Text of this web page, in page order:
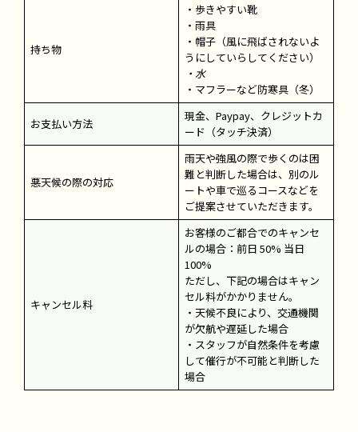
持ち物
・歩きやすい靴
・雨具
・帽子（風に飛ばされないよ
うにしていらしてください）
・水
・マフラーなど防寒具（冬）
お支払い方法
現金、Paypay、クレジットカ
ード（タッチ決済）
悪天候の際の対応
雨天や強風の際で歩くのは困
難と判断した場合は、別のル
ートや車で巡るコースなどを
ご提案させていただきます。
キャンセル料
お客様のご都合でのキャンセ
ルの場合：前日 50% 当日
100%
ただし、下記の場合はキャン
セル料がかかりません。
・天候不良により、交通機関
が欠航や遅延した場合
・スタッフが自然条件を考慮
して催行が不可能と判断した
場合